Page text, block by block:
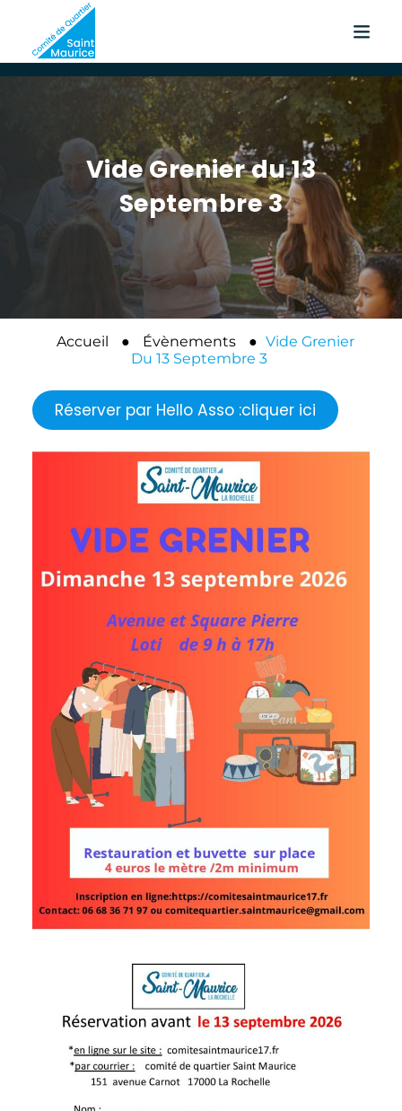
Vide Grenier du 13
Septembre 3
Accueil ● Évènements ● Vide Grenier
Du 13 Septembre 3
Réserver par Hello Asso :cliquer ici